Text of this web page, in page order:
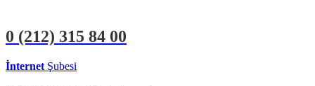
0 (212) 315 84 00
İnternet Şubesi